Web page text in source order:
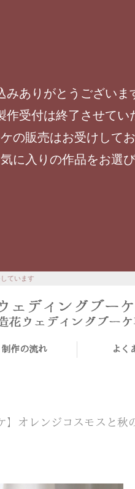
ありがとうございま
受付は終了させてい
の販売はお受けしてお
に入りの作品をお選び
ています
制作の流れ よく
】オレンジコスモスと秋